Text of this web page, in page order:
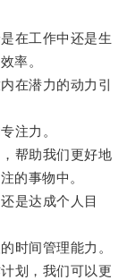
在工作中还是生
率。
在潜力的动力引
注力。
帮助我们更好地
的事物中。
是达成个人目
间管理能力。
划，我们可以更